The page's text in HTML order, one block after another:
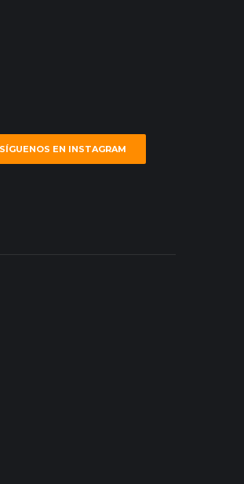
SÍGUENOS EN INSTAGRAM